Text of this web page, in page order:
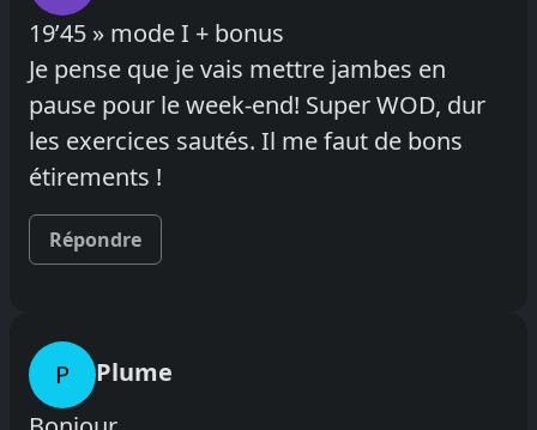
19’45 » mode I + bonus
Je pense que je vais mettre jambes en
pause pour le week-end! Super WOD, dur
les exercices sautés. Il me faut de bons
étirements !
Répondre
P
Plume